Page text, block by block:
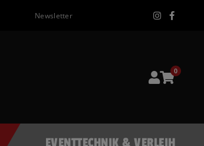
Newsletter
0
EVENTTECHNIK & VERLEIH